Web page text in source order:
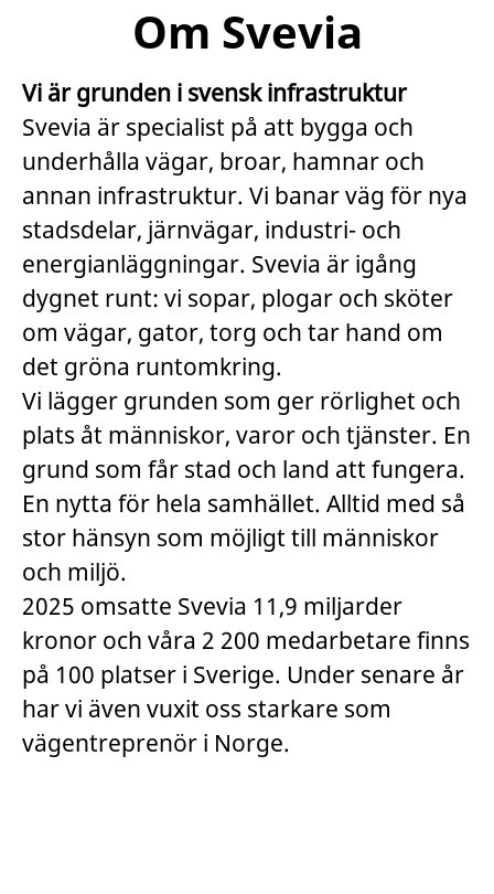
Om Svevia
Vi är grunden i svensk infrastruktur
Svevia är specialist på att bygga och
underhålla vägar, broar, hamnar och
annan infrastruktur. Vi banar väg för nya
stadsdelar, järnvägar, industri- och
energianläggningar. Svevia är igång
dygnet runt: vi sopar, plogar och sköter
om vägar, gator, torg och tar hand om
det gröna runtomkring.
Vi lägger grunden som ger rörlighet och
plats åt människor, varor och tjänster. En
grund som får stad och land att fungera.
En nytta för hela samhället. Alltid med så
stor hänsyn som möjligt till människor
och miljö.
2025 omsatte Svevia 11,9 miljarder
kronor och våra 2 200 medarbetare finns
på 100 platser i Sverige. Under senare år
har vi även vuxit oss starkare som
vägentreprenör i Norge.